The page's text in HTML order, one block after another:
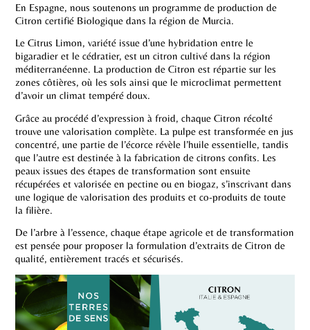
En Espagne, nous soutenons un programme de production de
Citron certifié Biologique dans la région de Murcia.
Le Citrus Limon, variété issue d’une hybridation entre le
bigaradier et le cédratier, est un citron cultivé dans la région
méditerranéenne. La production de Citron est répartie sur les
zones côtières, où les sols ainsi que le microclimat permettent
d’avoir un climat tempéré doux.
Grâce au procédé d’expression à froid, chaque Citron récolté
trouve une valorisation complète. La pulpe est transformée en jus
concentré, une partie de l’écorce révèle l’huile essentielle, tandis
que l’autre est destinée à la fabrication de citrons confits. Les
peaux issues des étapes de transformation sont ensuite
récupérées et valorisée en pectine ou en biogaz, s’inscrivant dans
une logique de valorisation des produits et co-produits de toute
la filière.
De l’arbre à l’essence, chaque étape agricole et de transformation
est pensée pour proposer la formulation d’extraits de Citron de
qualité, entièrement tracés et sécurisés.